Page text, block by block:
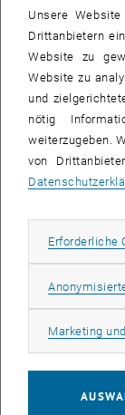
Vernetzung und
Auch die
TU Graz, BOKU,
Gelegenheit zum
Österreich haben
ImTechLabunter
„Gesundes
Markteinführung
bildete die
Publikum – ein
entstehen kann.
Unsere
Drittanbietern
Website zu
Website zu
und
nötig
weiterzugeben.
von
Erforderliche
Marketing